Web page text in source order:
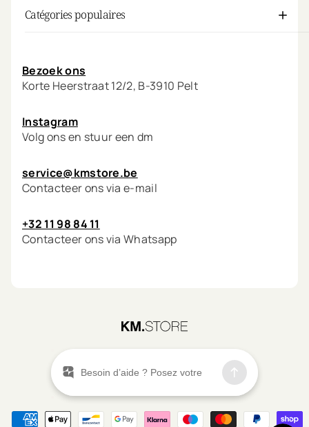
Catégories populaires
Bezoek ons
Korte Heerstraat 12/2, B-3910 Pelt
Instagram
Volg ons en stuur een dm
service@kmstore.be
Contacteer ons via e-mail
+32 11 98 84 11
Contacteer ons via Whatsapp